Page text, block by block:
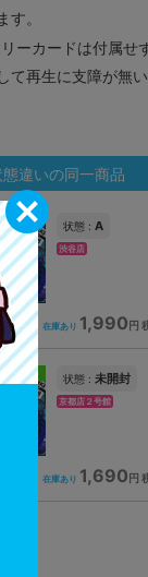
。
ーカードは付属せ
て再生に支障が無
態違いの同一商品
状態 : A
渋谷店
在庫あり 1,990円
新入荷 状態 : 未開封
京都店２号館
在庫あり 1,690 円